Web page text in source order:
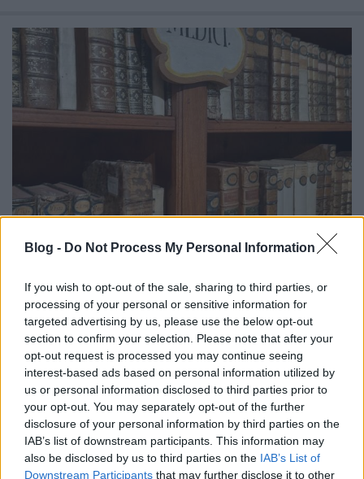
Blog - Do Not Process My Personal Information
If you wish to opt-out of the sale, sharing to third parties, or
processing of your personal or sensitive information for
targeted advertising by us, please use the below opt-out
section to confirm your selection. Please note that after your
opt-out request is processed you may continue seeing
interest-based ads based on personal information utilized by
us or personal information disclosed to third parties prior to
your opt-out. You may separately opt-out of the further
disclosure of your personal information by third parties on the
IAB’s list of downstream participants. This information may
also be disclosed by us to third parties on the IAB’s List of
Downstream Participants that may further disclose it to other
Bibliothecae Abba[tis] Zirczensi.
Ötödik rész
A füvek ereje
nemzetikonyvtar•2023. június 06.
A kötet a könyvtár barokk bútorzatának „Medici”
tékáján kapott helyet. Egyszerű papírtáblás
félbőrkötés Zirc középkori apátsága a török időkben
nagyrészt elpusztult, lakatlanná vált. A hódoltság
után Szilézia leggazdagabb ciszterci apátsága,